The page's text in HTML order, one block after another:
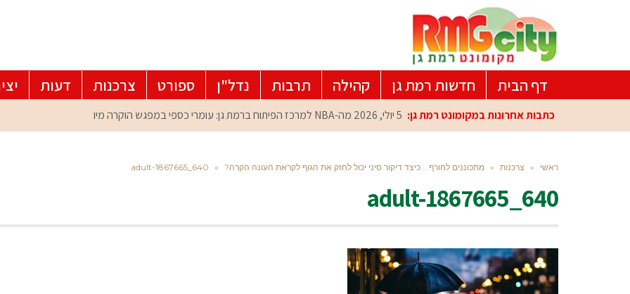
דף הבית חדשות רמת גן קהילה תרבות נדל"ן ספורט צרכנות דעות
כתבות אחרונות במקומונט רמת גן: 5 יולי, 2026 מה-NBA למרכז הפיתוח ברמת גן: עומרי כספי במפגש הוקרה מיוחד
ראשי » צרכנות » מתכוננים לחורף... כיצד דיקור סיני יכול לחזק את הגוף לקראת העונה הקרה? »
adult-1867665_640
adult-1867665_640